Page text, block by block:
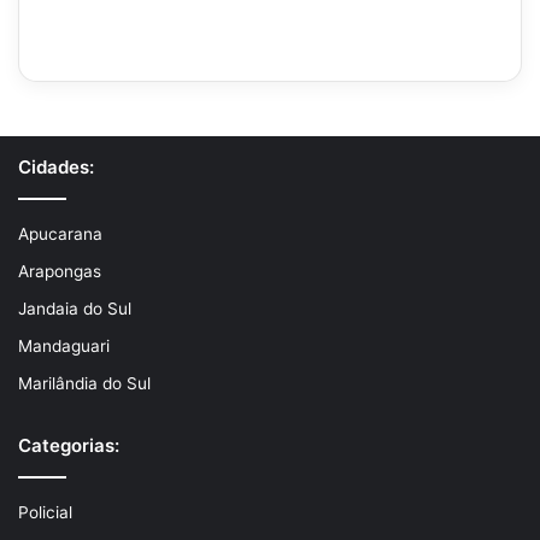
Cidades:
Apucarana
Arapongas
Jandaia do Sul
Mandaguari
Marilândia do Sul
Categorias:
Policial